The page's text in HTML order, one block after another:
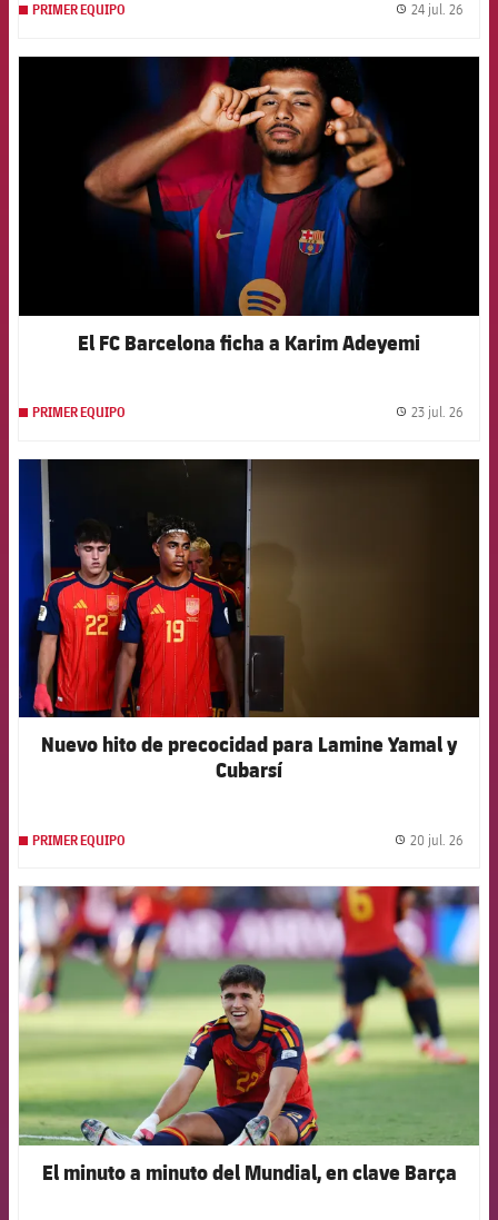
PRIMER EQUIPO 24 jul. 26
FCB Barcelona badge
El FC Barcelona ficha a Karim Adeyemi
PRIMER EQUIPO 23 jul. 26
FCB Barcelona badge
Nuevo hito de precocidad para Lamine Yamal y
Cubarsí
PRIMER EQUIPO 20 jul. 26
FCB Barcelona badge
El minuto a minuto del Mundial, en clave Barça